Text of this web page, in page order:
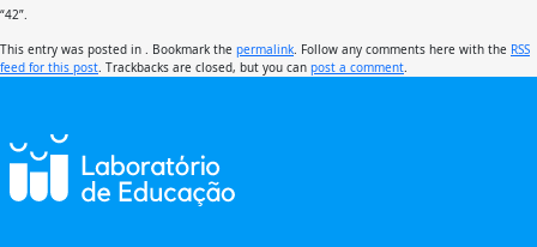
“42”.
This entry was posted in . Bookmark the permalink . Follow any comments here with the RSS
feed for this post . Trackbacks are closed, but you can post a comment